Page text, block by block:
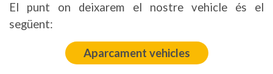
El punt on deixarem el nostre vehicle és el
següent:
Aparcament vehicles